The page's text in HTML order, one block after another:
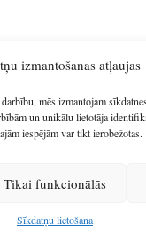
izmantošanas atļaujas
mēs izmantojam
un unikālu lietotāja
iespējām var tikt ierobežotas.
Tikai funkcionālās
Sīkdatņu lietošana